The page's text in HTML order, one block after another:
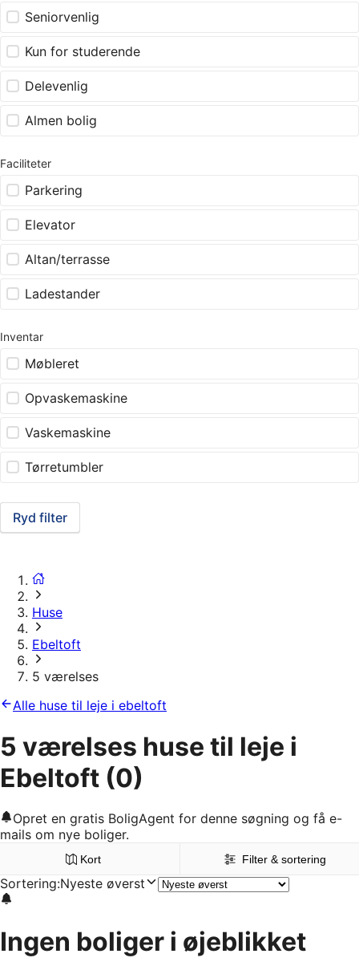
Seniorvenlig
Kun for studerende
Delevenlig
Almen bolig
Faciliteter
Parkering
Elevator
Altan/terrasse
Ladestander
Inventar
Møbleret
Opvaskemaskine
Vaskemaskine
Tørretumbler
Ryd filter
Huse
Ebeltoft
5 værelses
Alle huse til leje i ebeltoft
5 værelses huse til leje i
Ebeltoft (0)
Opret en gratis BoligAgent for denne søgning og få e-
mails om nye boliger.
Kort Filter & sortering
Sortering:Nyeste øverst
Ingen boliger i øjeblikket